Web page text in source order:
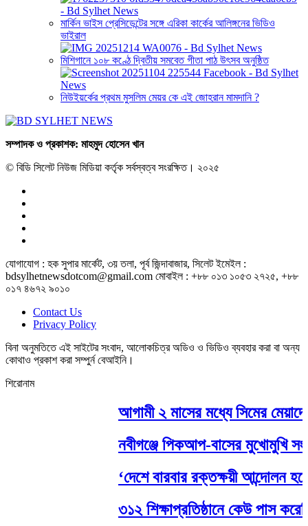
মার্কিন ভাইস প্রেসিডেন্টের সঙ্গে এরিকা কার্কের আলিঙ্গনের ভিডিও
ভাইরাল
মিশিগানে ১০৮ কণ্ঠে দ্বিতীয় সমবেত গীতা পাঠ উৎসব অনুষ্ঠিত
নিউইয়র্কের প্রথম মুসলিম মেয়র কে এই জোহরান মামদানি ?
সম্পাদক ও প্রকাশক: মাহমুদ হোসেন খান
© বিডি সিলেট নিউজ মিডিয়া কর্তৃক সর্বস্বত্ব সংরক্ষিত। ২০২৫
যোগাযোগ : হক সুপার মার্কেট, ৩য় তলা, পূর্ব জিন্দাবাজার, সিলেট ইমেইল :
bdsylhetnewsdotcom@gmail.com মোবাইল : +৮৮ ০১৩ ১০৫৩ ২৭২৫, +৮৮
০১৭ ৪৬৭২ ৯০১০
Contact Us
Privacy Policy
বিনা অনুমতিতে এই সাইটের সংবাদ, আলোকচিত্র অডিও ও ভিডিও ব্যবহার করা বা অন্য
কোথাও প্রকাশ করা সম্পুর্ন বেআইনি।
শিরোনাম
আগামী ২ মাসের মধ্যে সিমের
নবীগঞ্জে পিকআপ-বাসের মুখোমুখি
‘দেশে বারবার রক্তক্ষয়ী আন্দোলন
৩১২ শিক্ষাপ্রতিষ্ঠানে কেউ পাস করেনি